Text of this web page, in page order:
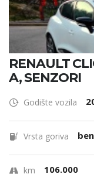
RENAULT
A, SENZORI
Godište vozila
Vrsta goriva
km 106.000